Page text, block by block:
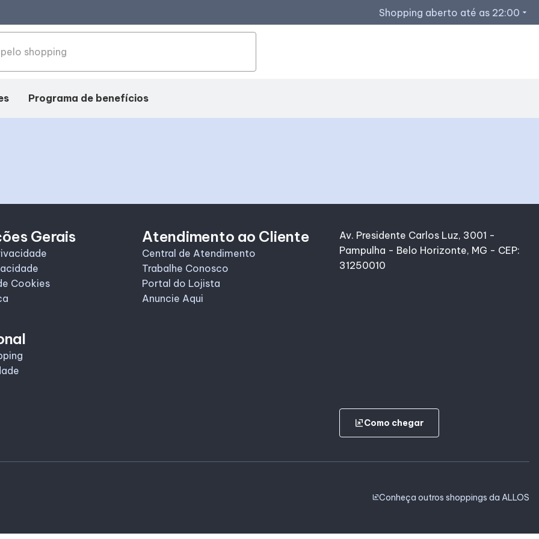
Shopping aberto até as 22:00 arrow_drop_down
Programa de benefícios
Gerais
Cookies
Atendimento ao Cliente
Central de Atendimento
Trabalhe Conosco
Portal do Lojista
Anuncie Aqui
Av. Presidente Carlos Luz, 3001 -
Pampulha - Belo Horizonte, MG - CEP:
31250010
ungroupComo chegar
ungroupConheça outros shoppings da ALLOS